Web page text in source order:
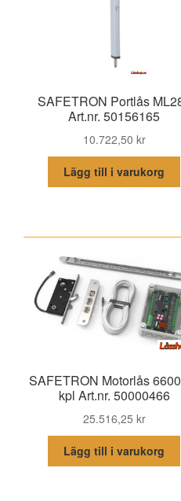
SAFETRON Portlås
Art.nr. 50156165
10.722,50 kr
Lägg till i varukorg
SAFETRON Motorlås
kpl Art.nr. 50000466
25.516,25 kr
Lägg till i varukorg